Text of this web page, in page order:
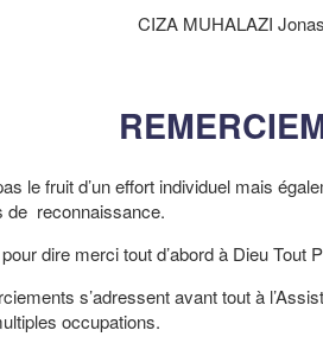
Jonas
le fruit d’un effort individuel mais
de reconnaissance.
dire merci tout d’abord à Dieu Tout
s’adressent avant tout à
occupations.